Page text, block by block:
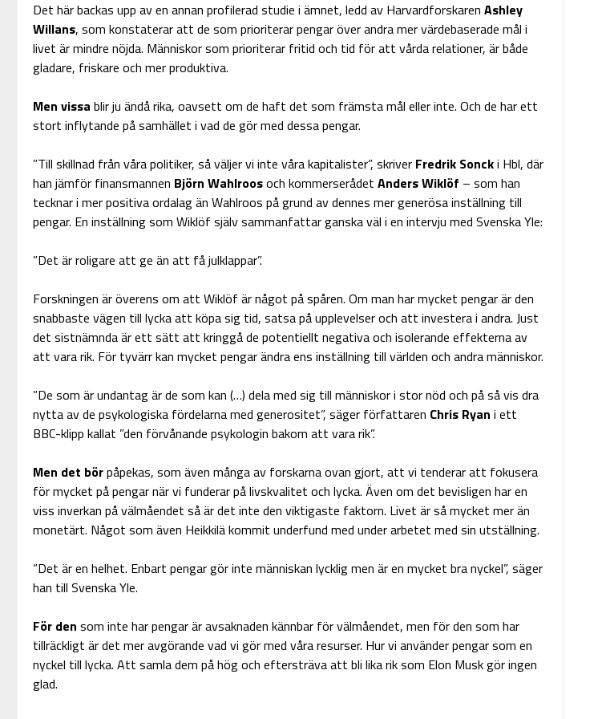
Det här backas upp av en annan profilerad studie i ämnet, ledd av Harvardforskaren Ashley
Willans, som konstaterar att de som prioriterar pengar över andra mer värdebaserade mål i
livet är mindre nöjda. Människor som prioriterar fritid och tid för att vårda relationer, är både
gladare, friskare och mer produktiva.
Men vissa blir ju ändå rika, oavsett om de haft det som främsta mål eller inte. Och de har ett
stort inflytande på samhället i vad de gör med dessa pengar.
”Till skillnad från våra politiker, så väljer vi inte våra kapitalister”, skriver Fredrik Soncki Hbl, där
han jämför finansmannen Björn Wahlroosoch kommerserådet Anders Wiklöf – som han
tecknar i mer positiva ordalag än Wahlroos på grund av dennes mer generösa inställning till
pengar. En inställning som Wiklöf själv sammanfattar ganska väl i en intervju med Svenska Yle:
”Det är roligare att ge än att få julklappar”.
Forskningen är överens om att Wiklöf är något på spåren. Om man har mycket pengar är den
snabbaste vägen till lycka att köpa sig tid, satsa på upplevelser och att investera i andra. Just
det sistnämnda är ett sätt att kringgå de potentiellt negativa och isolerande effekterna av
att vara rik. För tyvärr kan mycket pengar ändra ens inställning till världen och andra människor.
”De som är undantag är de som kan (…) dela med sig till människor i stor nöd och på så vis dra
nytta av de psykologiska fördelarna med generositet”, säger författaren Chris Ryan i ett
BBC-klipp kallat ”den förvånande psykologin bakom att vara rik”.
Men det börpåpekas, som även många av forskarna ovan gjort, att vi tenderar att fokusera
för mycket på pengar när vi funderar på livskvalitet och lycka. Även om det bevisligen har en
viss inverkan på välmåendet så är det inte den viktigaste faktorn. Livet är så mycket mer än
monetärt. Något som även Heikkilä kommit underfund med under arbetet med sin utställning.
”Det är en helhet. Enbart pengar gör inte människan lycklig men är en mycket bra nyckel”, säger
han till Svenska Yle.
För den som inte har pengar är avsaknaden kännbar för välmåendet, men för den som har
tillräckligt är det mer avgörande vad vi gör med våra resurser. Hur vi använder pengar som en
nyckel till lycka. Att samla dem på hög och eftersträva att bli lika rik som Elon Musk gör ingen
glad.